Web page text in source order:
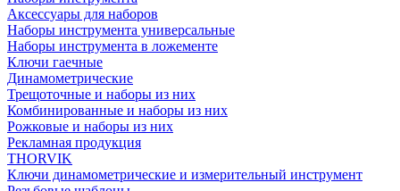
Аксессуары для наборов
Наборы инструмента универсальные
Наборы инструмента в ложементе
Ключи гаечные
Динамометрические
Трещоточные и наборы из них
Комбинированные и наборы из них
Рожковые и наборы из них
Рекламная продукция
THORVIK
Ключи динамометрические и измерительный инструмент